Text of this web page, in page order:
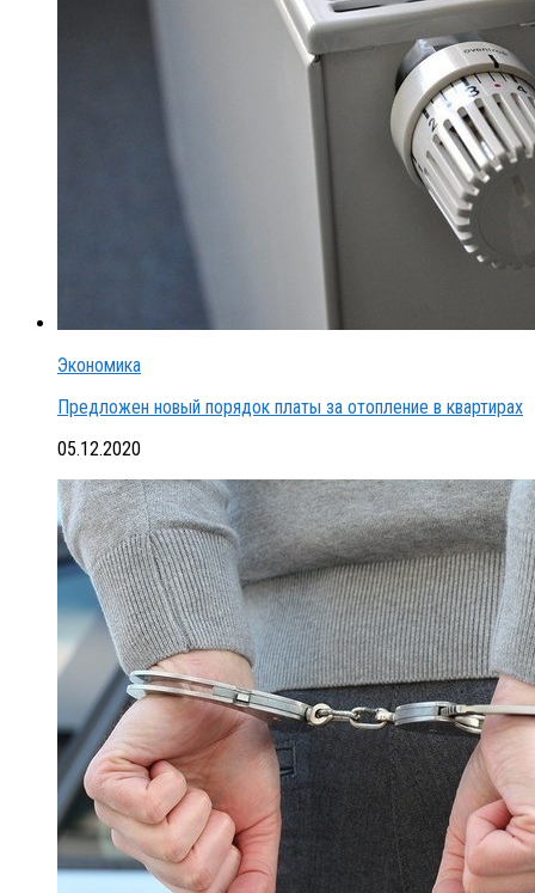
Экономика
Предложен новый порядок платы за отопление в квартирах
05.12.2020